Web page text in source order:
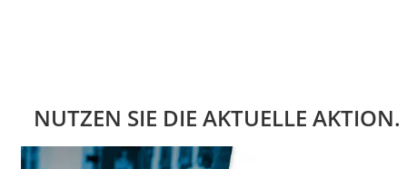
NUTZEN SIE DIE AKTUELLE AKTION.